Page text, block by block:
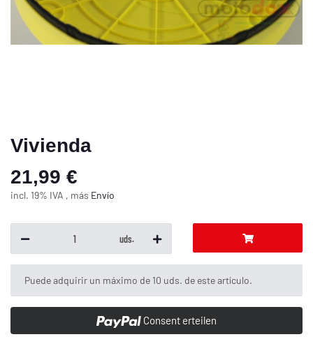
Vivienda
21,99 €
incl. 19% IVA , más Envío
uds.
x
Puede adquirir un máximo de 10 uds. de este artículo.
Consent erteilen